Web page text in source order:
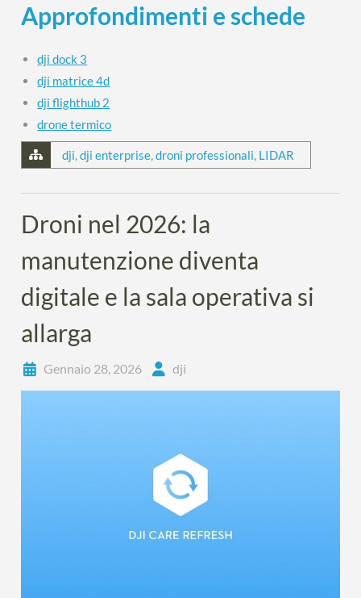
Approfondimenti e schede
dji dock 3
dji matrice 4d
dji flighthub 2
drone termico
dji,dji enterprise,droni professionali, LIDAR
Droni nel 2026: la
manutenzione diventa
digitale e la sala operativa si
allarga
Gennaio 28, 2026 dji